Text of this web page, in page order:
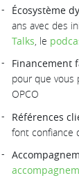
Écosystème
ans avec des
Talks, le
Financement
pour que vous
OPCO
Références
font confiance